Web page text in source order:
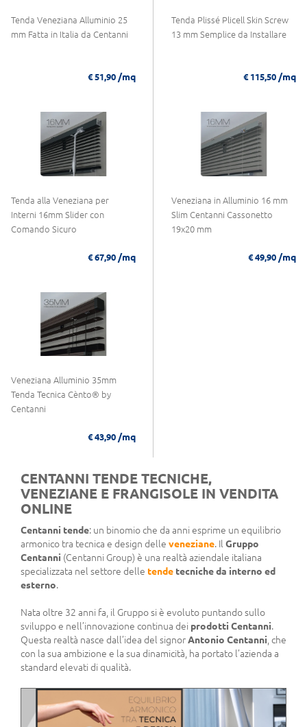
Tenda Veneziana Alluminio 25
mm Fatta in Italia da Centanni
€ 51,90 /mq
Tenda Plissé Plicell Skin Screw
13 mm Semplice da Installare
€ 115,50 /mq
Tenda alla Veneziana per
Interni 16mm Slider con
Comando Sicuro
€ 67,90 /mq
Veneziana in Alluminio 16 mm
Slim Centanni Cassonetto
19x20 mm
€ 49,90 /mq
Veneziana Alluminio 35mm
Tenda Tecnica Cènto® by
Centanni
€ 43,90 /mq
CENTANNI TENDE TECNICHE,
VENEZIANE E FRANGISOLE IN VENDITA
ONLINE
Centanni tende: un binomio che da anni esprime un equilibrio
armonico tra tecnica e design delle veneziane. Il Gruppo
Centanni (Centanni Group) è una realtà aziendale italiana
specializzata nel settore delle tende tecniche da interno ed
esterno.
Nata oltre 32 anni fa, il Gruppo si è evoluto puntando sullo
sviluppo e nell’innovazione continua dei prodotti Centanni.
Questa realtà nasce dall’idea del signorAntonio Centanni , che
con la sua ambizione e la sua dinamicità, ha portato l’azienda a
standard elevati di qualità.